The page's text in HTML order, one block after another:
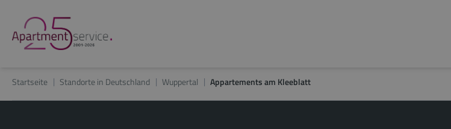
Startseite Standorte in Deutschland Wuppertal Appartements am Kleeblatt